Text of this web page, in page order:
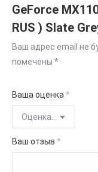
GeForce
RUS ) Slate
Ваш адрес email не
помечены *
Ваша оценка*
Ваш отзыв *